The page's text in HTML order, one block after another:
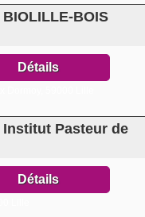
BIOLILLE-BOIS
Détails
Institut Pasteur de
Détails